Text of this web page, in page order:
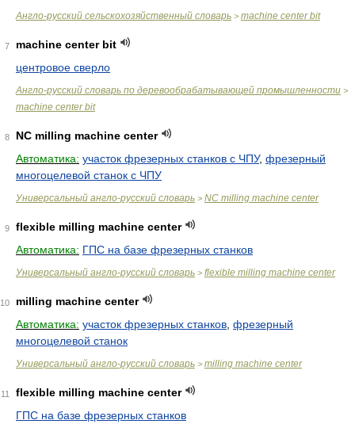
Англо-русский сельскохозяйственный словарь > machine center bit
7
machine center bit
центровое сверло
Англо-русский словарь по деревообрабатывающей промышленности >
machine center bit
8
NC milling machine center
Автоматика: участок фрезерных станков с ЧПУ, фрезерный
многоцелевой станок с ЧПУ
Универсальный англо-русский словарь > NC milling machine center
9
flexible milling machine center
Автоматика: ГПС на базе фрезерных станков
Универсальный англо-русский словарь > flexible milling machine center
10
milling machine center
Автоматика: участок фрезерных станков фрезерный
многоцелевой станок
Универсальный англо-русский словарь > milling machine center
11
flexible milling machine center
ГПС на базе фрезерных станков